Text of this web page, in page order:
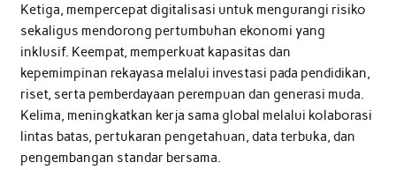
Ketiga, mempercepat digitalisasi untuk mengurangi risiko
sekaligus mendorong pertumbuhan ekonomi yang
inklusif. Keempat, memperkuat kapasitas dan
kepemimpinan rekayasa melalui investasi pada pendidikan,
riset, serta pemberdayaan perempuan dan generasi muda.
Kelima, meningkatkan kerja sama global melalui kolaborasi
lintas batas, pertukaran pengetahuan, data terbuka, dan
pengembangan standar bersama.